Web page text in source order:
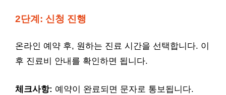
2단계: 신청 진행
온라인 예약 후, 원하는 진료 시간을 선택합니다. 이
후 진료비 안내를 확인하면 됩니다.
체크사항: 예약이 완료되면 문자로 통보됩니다.